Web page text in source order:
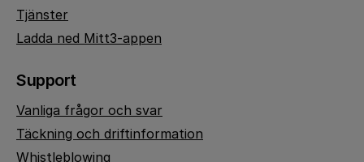
Tjänster
Ladda ned Mitt3-appen
Support
Vanliga frågor och svar
Täckning och driftinformation
Whistleblowing